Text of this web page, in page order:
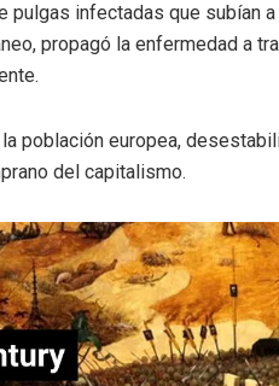
infectadas que subían
propagó la enfermedad a
población europea,
del capitalismo.